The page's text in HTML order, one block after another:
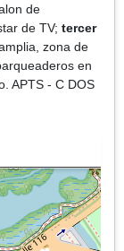
de
de TV; tercer
zona de
en
APTS - C DOS